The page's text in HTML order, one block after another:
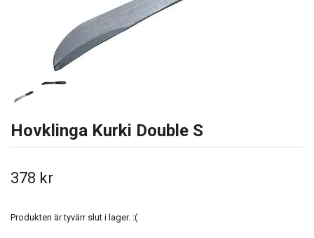
Hovklinga Kurki Double S
378 kr
Produkten är tyvärr slut i lager. :(